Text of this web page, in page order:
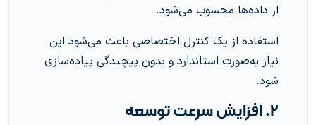
از داده‌ها محسوب می‌شود.
استفاده از یک کنترل اختصاصی باعث می‌شود این
نیاز به‌صورت استاندارد و بدون پیچیدگی پیاده‌سازی
شود.
۲. افزایش سرعت توسعه